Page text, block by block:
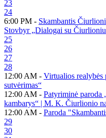
23
24
6:00 PM - Skambantis
Stovbyr „Dialogai su
25
26
27
28
12:00 AM - Virtualios realybės
sutvėrimas“
12:00 AM - Patyriminė paroda
kambarys“ | M. K. Čiurlionio
12:00 AM - Paroda
29
30